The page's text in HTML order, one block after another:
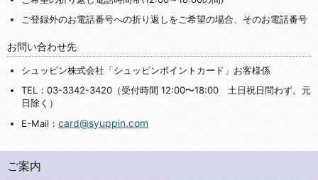
ご登録外のお電話番号への折り返しをご希望の場合、そのお電話番号
お問い合わせ先
シュッピン株式会社「シュッピンポイントカード」お客様係
TEL：03-3342-3420（受付時間 12:00〜18:00 土日祝日問わず。元
日除く）
E-Mail： card@syuppin.com
ご案内